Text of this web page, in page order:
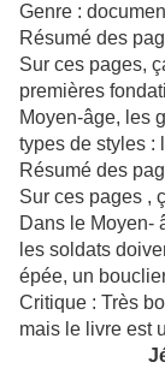
Genre :
Résumé des
Sur ces pages,
premières
Moyen-âge, les
types de styles :
Résumé des
Sur ces pages ,
Dans le Moyen-
les soldats
épée, un
Critique : Très
mais le livre est